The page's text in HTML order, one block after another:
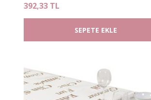
392,33 TL